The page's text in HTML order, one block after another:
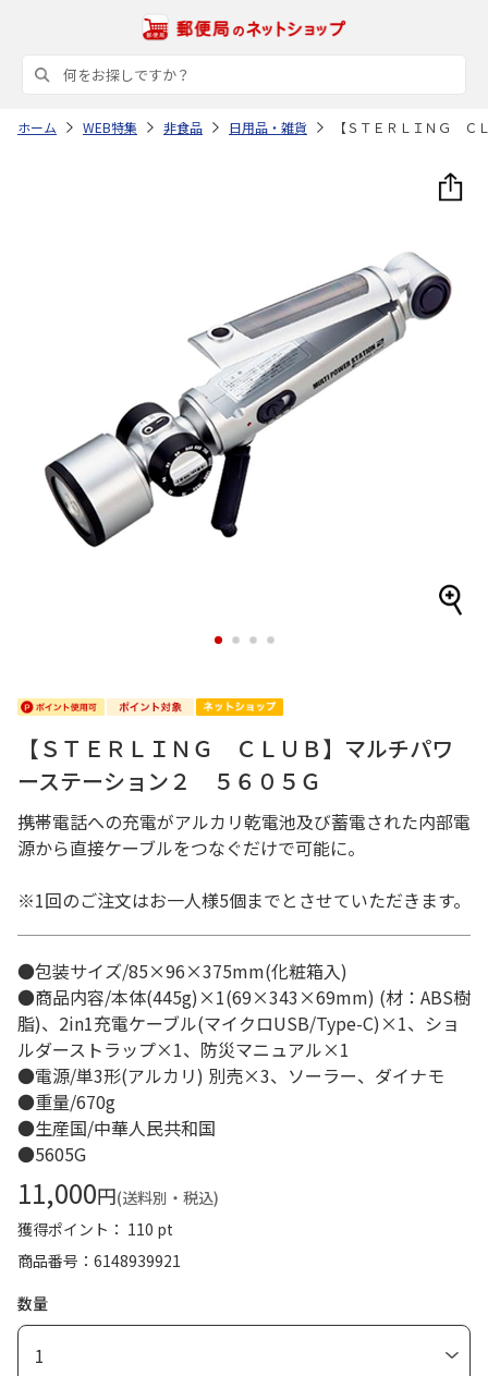
ホーム WEB特集 非食品 日用品・雑貨 【ＳＴＥＲＬＩＮＧ Ｃ
1 2 3 4
【ＳＴＥＲＬＩＮＧ ＣＬＵＢ】マルチパワ
ーステーション２ ５６０５Ｇ
携帯電話への充電がアルカリ乾電池及び蓄電された内部電
源から直接ケーブルをつなぐだけで可能に。
※1回のご注文はお一人様5個までとさせていただきます。
●包装サイズ/85×96×375mm(化粧箱入)
●商品内容/本体(445g)×1(69×343×69mm) (材：ABS樹
脂)、2in1充電ケーブル(マイクロUSB/Type-C)×1、ショ
ルダーストラップ×1、防災マニュアル×1
●電源/単3形(アルカリ) 別売×3、ソーラー、ダイナモ
●重量/670g
●生産国/中華人民共和国
●5605G
11,000円(送料別・税込)
獲得ポイント： 110 pt
商品番号
6148939921
数量
1